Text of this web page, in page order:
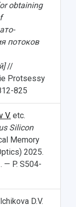
obtaining
потоков
//
Protsessy
825
V. etc.
Silicon
Memory
2025.
— P. S504-
D.V.